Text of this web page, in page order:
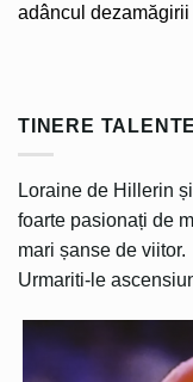
adâncul dezamăgirii
TINERE TALENTE
Loraine de Hillerin
foarte pasionați de
mari șanse de viitor.
Urmariti-le